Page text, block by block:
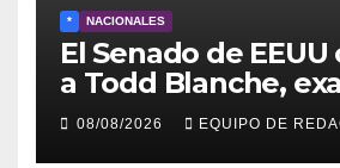
* NACIONALES
El Senado de
a Todd Blanche,
de Trump, como
08/08/2026 EQUIPO DE